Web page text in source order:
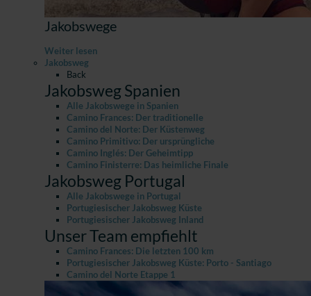
Jakobswege
Weiter lesen
Jakobsweg
Back
Jakobsweg Spanien
Alle Jakobswege in Spanien
Camino Frances: Der traditionelle
Camino del Norte: Der Küstenweg
Camino Primitivo: Der ursprüngliche
Camino Inglés: Der Geheimtipp
Camino Finisterre: Das heimliche Finale
Jakobsweg Portugal
Alle Jakobswege in Portugal
Portugiesischer Jakobsweg Küste
Portugiesischer Jakobsweg Inland
Unser Team empfiehlt
Camino Frances: Die letzten 100 km
Portugiesischer Jakobsweg Küste: Porto - Santiago
Camino del Norte Etappe 1